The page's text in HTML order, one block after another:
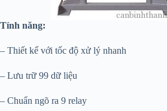
Tính năng:
– Thiết kế với tốc độ xử lý nhanh
– Lưu trữ 99 dữ liệu
– Chuẩn ngõ ra 9 relay